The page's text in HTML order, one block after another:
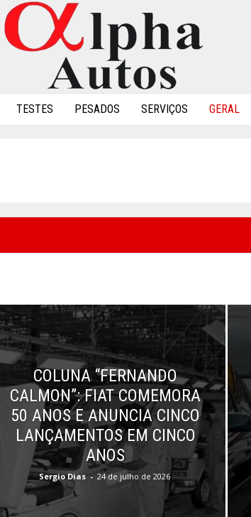
TESTES PESADOS SERVIÇOS GERAL
COLUNA “FERNANDO
CALMON”: FIAT COMEMORA
50 ANOS E ANUNCIA CINCO
LANÇAMENTOS EM CINCO
ANOS
Sergio Dias - 24 de julho de 2026